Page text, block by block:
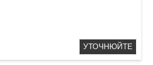
УТОЧНЮЙТЕ